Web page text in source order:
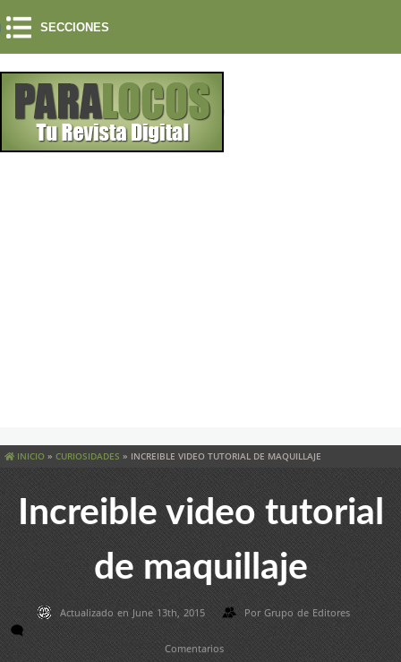
SECCIONES
INICIO » CURIOSIDADES » INCREIBLE VIDEO TUTORIAL DE MAQUILLAJE
Increible video tutorial
de maquillaje
Actualizado en June 13th, 2015 PorGrupo de Editores
Comentarios